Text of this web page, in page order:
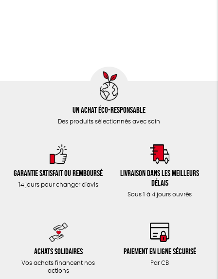
Un achat éco-responsable
Des produits sélectionnés avec soin
Garantie satisfait ou remboursé
14 jours pour changer d'avis
Livraison dans les meilleurs
délais
Sous 1 à 4 jours ouvrés
Achats solidaires
Vos achats financent nos
actions
Paiement en ligne sécurisé
Par CB